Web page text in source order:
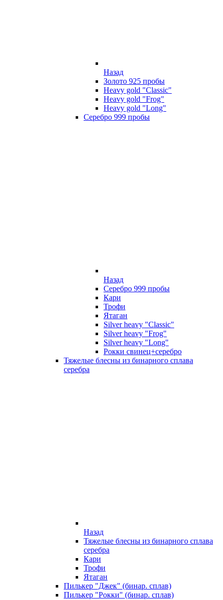
Назад
Золото 925 пробы
Heavy gold "Classic"
Heavy gold "Frog"
Heavy gold "Long"
Серебро 999 пробы
Назад
Серебро 999 пробы
Кари
Трофи
Ятаган
Silver heavy "Classic"
Silver heavy "Frog"
Silver heavy "Long"
Рокки свинец+серебро
Тяжелые блесны из бинарного сплава
серебра
Назад
Тяжелые блесны из бинарного сплава
серебра
Кари
Трофи
Ятаган
Пилькер "Джек" (бинар. сплав)
Пилькер "Рокки" (бинар. сплав)